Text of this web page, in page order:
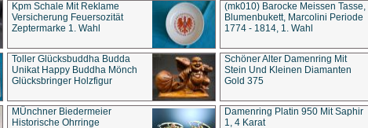
Kpm Schale Mit Reklame
Versicherung Feuersozität
Zeptermarke 1. Wahl
(mk010) Barocke Meissen Tasse,
Blumenbukett, Marcolini Periode
1774 - 1814, 1. Wahl
Toller Glücksbuddha Budda
Unikat Happy Buddha Mönch
Glücksbringer Holzfigur
Schöner Alter Damenring Mit
Stein Und Kleinen Diamanten
Gold 375
MÜnchner Biedermeier
Historische Ohrringe
Damenring Platin 950 Mit Saphir
1, 4 Karat